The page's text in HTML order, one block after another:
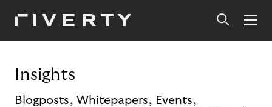
Insights
Blogposts, Whitepapers, Events,